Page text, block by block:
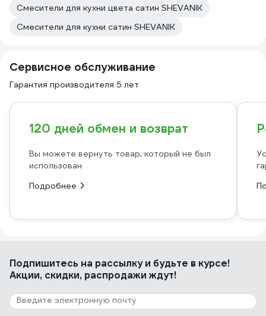
Смесители для кухни цвета сатин SHEVANIK
Смесители для кухни сатин SHEVANIK
Сервисное обслуживание
Гарантия производителя 5 лет
120 дней обмен и возврат
Вы можете вернуть товар, который не был
использован
Подробнее
Подпишитесь на рассылкуи будьте в курсе!
Акции, скидки, распродажи ждут!